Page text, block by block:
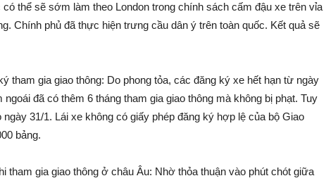
thể sẽ sớm làm theo London trong chính sách cấm đậu xe trên vỉa
Chính phủ đã thực hiện trưng cầu dân ý trên toàn quốc. Kết quả sẽ
tham gia giao thông: Do phong tỏa, các đăng ký xe hết hạn từ ngày
đã có thêm 6 tháng tham gia giao thông mà không bị phạt. Tuy
31/1. Lái xe không có giấy phép đăng ký hợp lệ của bộ Giao
bảng.
tham gia giao thông ở châu Âu: Nhờ thỏa thuận vào phút chót giữa